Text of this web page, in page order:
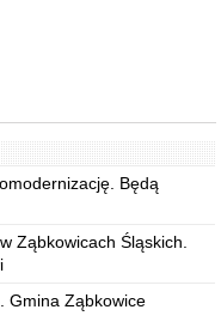
Będą
Ząbkowicach Śląskich.
Gmina Ząbkowice